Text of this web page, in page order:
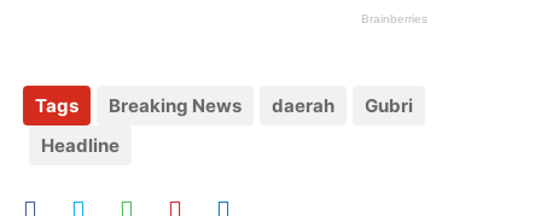
Tags Breaking News daerah
Gubri
Headline